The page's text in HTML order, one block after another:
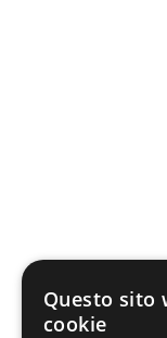
Questo sito
cookie